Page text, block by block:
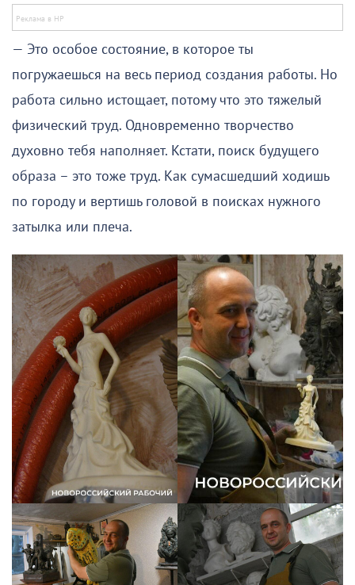
— Это особое состояние, в которое ты
погружаешься на весь период создания работы. Но
работа сильно истощает, потому что это тяжелый
физический труд. Одновременно творчество
духовно тебя наполняет. Кстати, поиск будущего
образа – это тоже труд. Как сумасшедший ходишь
по городу и вертишь головой в поисках нужного
затылка или плеча.